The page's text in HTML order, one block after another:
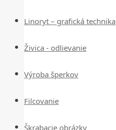
Linoryt – grafická technika
Živica - odlievanie
Výroba šperkov
Filcovanie
Škrabacie obrázky